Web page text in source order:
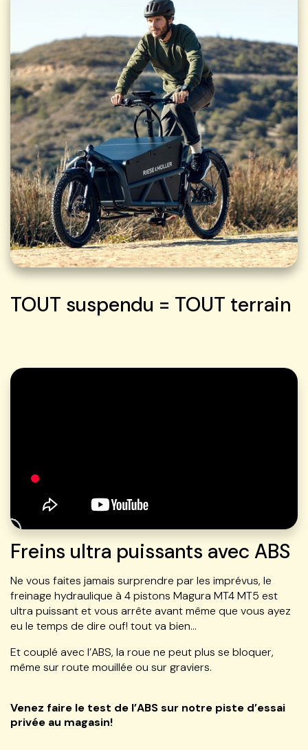
TOUT suspendu = TOUT terrain
Freins ultra puissants avec ABS
Ne vous faites jamais surprendre par les imprévus, le
freinage hydraulique à 4 pistons Magura MT4 MT5 est
ultra puissant et vous arrête avant même que vous ayez
eu le temps de dire ouf! tout va bien…
Et couplé avec l’ABS, la roue ne peut plus se bloquer,
même sur route mouillée ou sur graviers.
Venez faire le test de l’ABS sur notre piste d’essai
privée au magasin!